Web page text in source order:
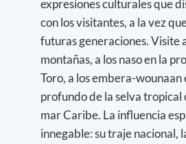
expresiones culturales que
con los visitantes, a la vez
futuras generaciones. Visite
montañas, a los naso en la
Toro, a los embera-wounaan
profundo de la selva tropical
mar Caribe. La influencia
innegable: su traje nacional,